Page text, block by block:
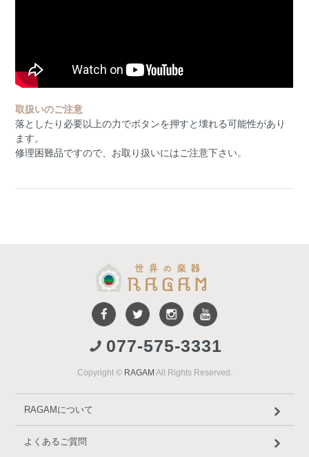
取扱いのご注意
落としたり必要以上の力でボタンを押すと壊れる可能性があり
ます。
修理困難品ですので、お取り扱いにはご注意下さい。
077-575-3331
Copyright © RAGAM All Rights Reserved.
RAGAMについて
よくあるご質問